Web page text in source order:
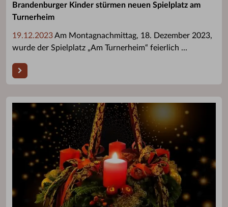
Brandenburger Kinder stürmen neuen Spielplatz am
Turnerheim
19.12.2023Am Montagnachmittag, 18. Dezember 2023,
wurde der Spielplatz „Am Turnerheim“ feierlich ...